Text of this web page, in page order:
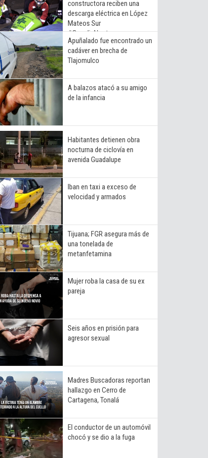
constructora reciben una
descarga eléctrica en López
Mateos Sur
#GuardiaNocturna
Apuñalado fue encontrado un
cadáver en brecha de
Tlajomulco
A balazos atacó a su amigo
de la infancia
Habitantes detienen obra
nocturna de ciclovía en
avenida Guadalupe
Iban en taxi a exceso de
velocidad y armados
Tijuana; FGR asegura más de
una tonelada de
metanfetamina
Mujer roba la casa de su ex
pareja
Seis años en prisión para
agresor sexual
Madres Buscadoras reportan
hallazgo en Cerro de
Cartagena, Tonalá
El conductor de un automóvil
chocó y se dio a la fuga